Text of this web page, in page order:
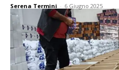
Serena Termini - 6 Giugno 2025